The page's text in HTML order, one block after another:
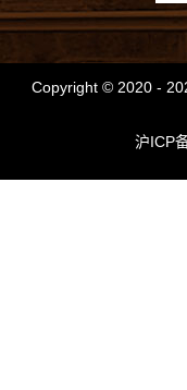
Copyright © 2020 -
沪ICP